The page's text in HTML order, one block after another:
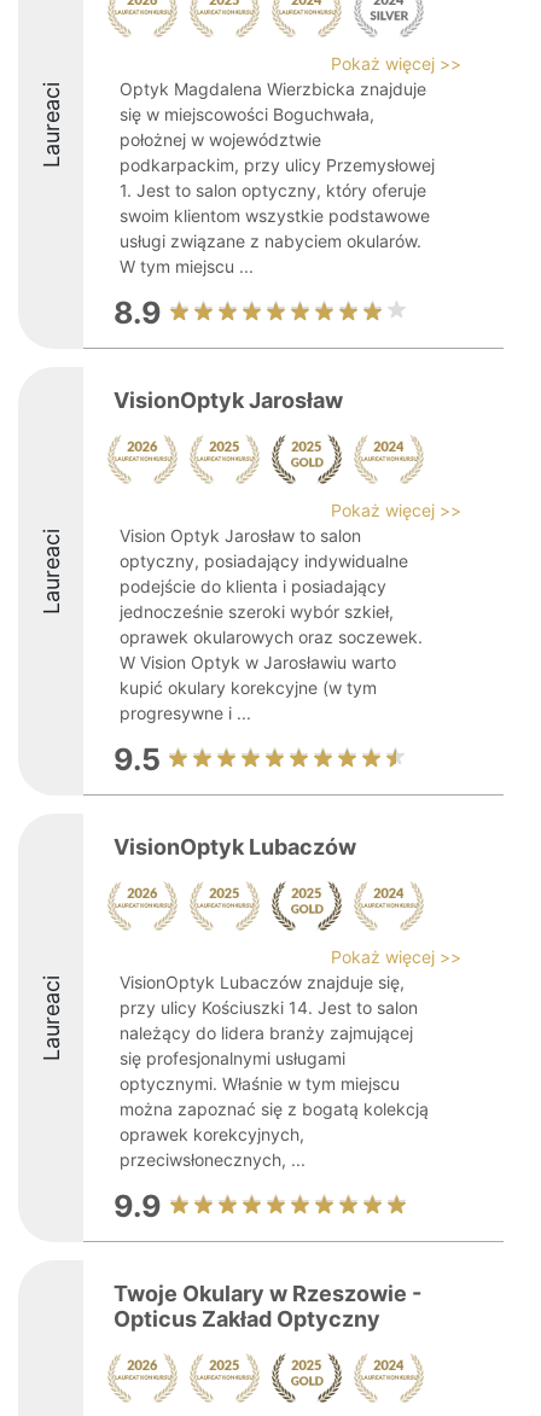
Laureaci
Pokaż więcej >>
Optyk Magdalena Wierzbicka znajduje
się w miejscowości Boguchwała,
położnej w województwie
podkarpackim, przy ulicy Przemysłowej
1. Jest to salon optyczny, który oferuje
swoim klientom wszystkie podstawowe
usługi związane z nabyciem okularów.
W tym miejscu ...
8.9
Laureaci
VisionOptyk Jarosław
Pokaż więcej >>
Vision Optyk Jarosław to salon
optyczny, posiadający indywidualne
podejście do klienta i posiadający
jednocześnie szeroki wybór szkieł,
oprawek okularowych oraz soczewek.
W Vision Optyk w Jarosławiu warto
kupić okulary korekcyjne (w tym
progresywne i ...
9.5
Laureaci
VisionOptyk Lubaczów
Pokaż więcej >>
VisionOptyk Lubaczów znajduje się,
przy ulicy Kościuszki 14. Jest to salon
należący do lidera branży zajmującej
się profesjonalnymi usługami
optycznymi. Właśnie w tym miejscu
można zapoznać się z bogatą kolekcją
oprawek korekcyjnych,
przeciwsłonecznych, ...
9.9
Twoje Okulary w Rzeszowie -
Opticus Zakład Optyczny